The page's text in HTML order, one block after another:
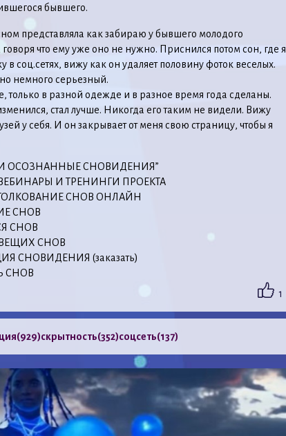
бывшего.
представляла как забираю у бывшего молодого
что ему уже оно не нужно. Приснился потом сон, где я
в соц.сетях, вижу как он удаляет половину фоток веселых.
немного серьезный.
только в разной одежде и в разное время года сделаны.
стал лучше. Никогда его таким не видели. Вижу
у себя. И он закрывает от меня свою страницу, чтобы я
ОСОЗНАННЫЕ СНОВИДЕНИЯ”
И ТРЕНИНГИ ПРОЕКТА
СНОВ ОНЛАЙН
СНОВ
СНОВ
СНОВ
СНОВИДЕНИЯ (заказать)
СНОВ
1
(929)скрытность(352)соцсеть(137)